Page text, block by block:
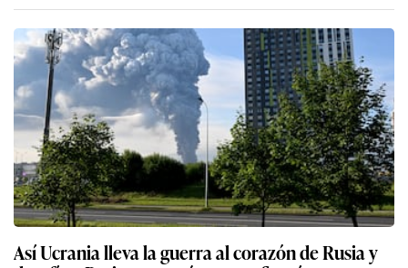
Así Ucrania lleva la guerra al corazón de Rusia y